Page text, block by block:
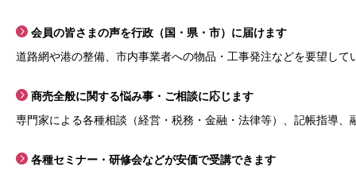
会員の皆さまの声を行政（国・県・市）に届けます
道路網や港の整備、市内事業者への物品・工事発注などを要望して
商売全般に関する悩み事・ご相談に応じます
専門家による各種相談（経営・税務・金融・法律等）、記帳指導、
各種セミナー・研修会などが安価で受講できます